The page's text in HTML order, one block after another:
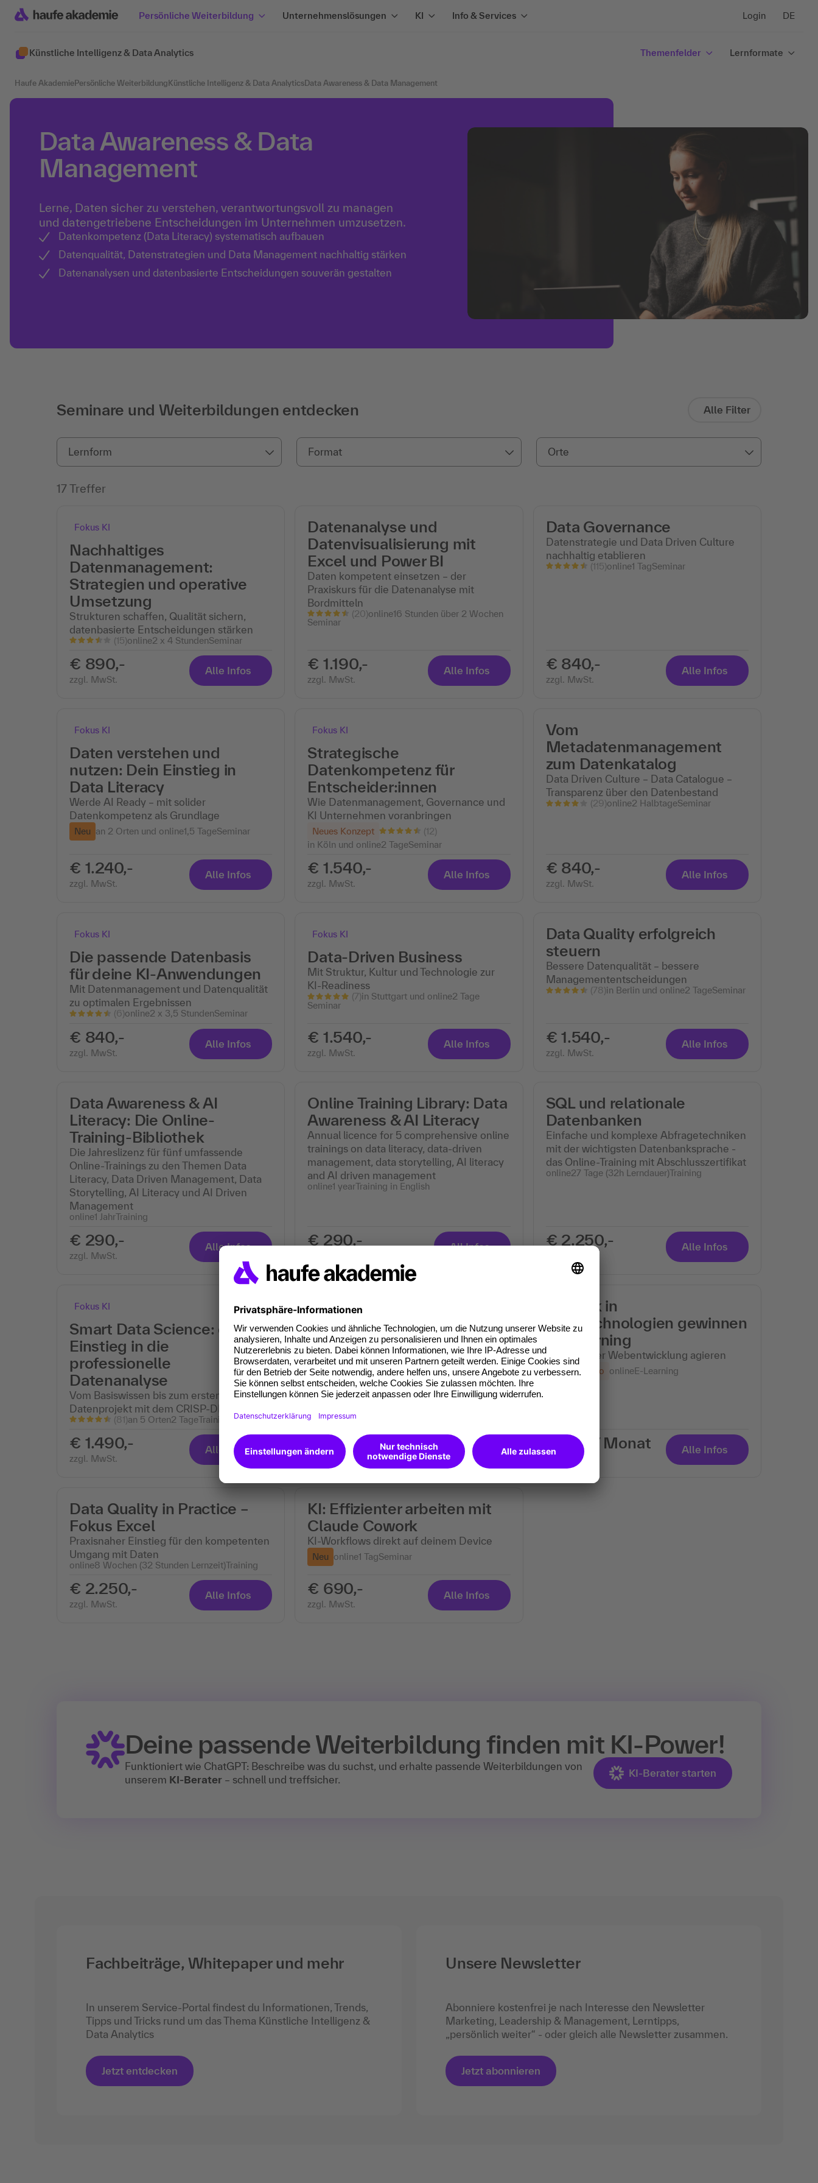
Persönliche Weiterbildung Unternehmenslösungen KI Info & Services Login DE
Künstliche Intelligenz & Data Analytics Themenfelder Lernformate
Haufe Akademie Persönliche Weiterbildung Künstliche Intelligenz & Data Analytics Data Awareness & Data Management
Data Awareness & Data
Management
Lerne, Daten sicher zu verstehen, verantwortungsvoll zu managen
und datengetriebene Entscheidungen im Unternehmen umzusetzen.
Datenkompetenz (Data Literacy) systematisch aufbauen
Datenqualität, Datenstrategien und Data Management nachhaltig stärken
Datenanalysen und datenbasierte Entscheidungen souverän gestalten
Seminare und Weiterbildungen entdecken Alle Filter
Lernform Format Orte
17 Treffer
Fokus KI
Nachhaltiges
Datenmanagement:
Strategien und operative
Umsetzung
Strukturen schaffen, Qualität sichern,
datenbasierte Entscheidungen stärken
(15)online2 x 4 StundenSeminar
€ 890,-
zzgl. MwSt.
Alle Infos
Datenanalyse und
Datenvisualisierung mit
Excel und Power BI
Daten kompetent einsetzen – der
Praxiskurs für die Datenanalyse mit
Bordmitteln
(20)online16 Stunden über 2 Wochen
Seminar
€ 1.190,-
zzgl. MwSt.
Alle Infos
Data Governance
Datenstrategie und Data Driven Culture
nachhaltig etablieren
(115)online1 TagSeminar
€ 840,-
zzgl. MwSt.
Alle Infos
Fokus KI
Daten verstehen und
nutzen: Dein Einstieg in
Data Literacy
Werde AI Ready – mit solider
Datenkompetenz als Grundlage
Neu an 2 Orten und online1,5 TageSeminar
€ 1.240,-
zzgl. MwSt.
Alle Infos
Fokus KI
Strategische
Datenkompetenz für
Entscheider:innen
Wie Datenmanagement, Governance und
KI Unternehmen voranbringen
Neues Konzept
(12)
in Köln und online2 TageSeminar
€ 1.540,-
zzgl. MwSt.
Alle Infos
Vom
Metadatenmanagement
zum Datenkatalog
Data Driven Culture – Data Catalogue –
Transparenz über den Datenbestand
(29)online2 HalbtageSeminar
€ 840,-
zzgl. MwSt.
Alle Infos
Fokus KI
Die passende Datenbasis
für deine KI-Anwendungen
Mit Datenmanagement und Datenqualität
zu optimalen Ergebnissen
(6)online2 x 3,5 StundenSeminar
€ 840,-
zzgl. MwSt.
Alle Infos
Fokus KI
Data-Driven Business
Mit Struktur, Kultur und Technologie zur
KI-Readiness
(7)in Stuttgart und online2 Tage
Seminar
€ 1.540,-
zzgl. MwSt.
Alle Infos
Data Quality erfolgreich
steuern
Bessere Datenqualität – bessere
Managemententscheidungen
(78)in Berlin und online2 TageSeminar
€ 1.540,-
zzgl. MwSt.
Alle Infos
Data Awareness & AI
Literacy: Die Online-
Training-Bibliothek
Die Jahreslizenz für fünf umfassende
Online-Trainings zu den Themen Data
Literacy, Data Driven Management, Data
Storytelling, AI Literacy und AI Driven
Management
online1 JahrTraining
€ 290,-
zzgl. MwSt.
Alle Infos
Online Training Library: Data
Awareness & AI Literacy
Annual licence for 5 comprehensive online
trainings on data literacy, data-driven
management, data storytelling, AI literacy
and AI driven management
online1 yearTraining in English
€ 290,- All Infos
SQL und relationale
Datenbanken
Einfache und komplexe Abfragetechniken
mit der wichtigsten Datenbanksprache -
das Online-Training mit Abschlusszertifikat
online27 Tage (32h Lerndauer)Training
€ 2.250,- Alle Infos
Fokus KI
Smart Data Science: dein
Einstieg in die
professionelle
Datenanalyse
Vom Basiswissen bis zum ersten
Datenprojekt mit dem CRISP-DM-Prozess
(81)an 5 Orten2 TageTraining
€ 1.490,-
zzgl. MwSt.
Alle Infos
Fokus KI
Digitale Transformation im
Controlling
Strategien, Tools und Use Cases für eine
digitale Unternehmenssteuerung
(213)an 3 Orten und online2 Tage
Seminar
€ 1.490,-
zzgl. MwSt.
Alle Infos
Einblick in
Webtechnologien gewinnen
| E-Learning
Sicher in der Webentwicklung agieren
Content-Abo onlineE-Learning
€ 39,- / Monat
zzgl. MwSt.
Alle Infos
Data Quality in Practice –
Fokus Excel
Praxisnaher Einstieg für den kompetenten
Umgang mit Daten
online8 Wochen (32 Stunden Lernzeit)Training
€ 2.250,-
zzgl. MwSt.
Alle Infos
KI: Effizienter arbeiten mit
Claude Cowork
KI-Workflows direkt auf deinem Device
Neu online1 TagSeminar
€ 690,-
zzgl. MwSt.
Alle Infos
Deine passende Weiterbildung finden mit KI-Power!
Funktioniert wie ChatGPT: Beschreibe was du suchst, und erhalte passende Weiterbildungen von
unserem KI-Berater – schnell und treffsicher.
KI-Berater starten
Fachbeiträge, Whitepaper und mehr
In unserem Service-Portal findest du Informationen, Trends,
Tipps und Tricks rund um das Thema Künstliche Intelligenz &
Data Analytics
Jetzt entdecken
Unsere Newsletter
Abonniere kostenfrei je nach Interesse den Newsletter
Marketing, Leadership & Management, Lerntipps,
„persönlich weiter“ - oder gleich alle Newsletter zusammen.
Jetzt abonnieren